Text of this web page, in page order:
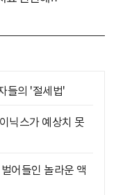
들의 '절세법'
닉스가 예상치 못
어들인 놀라운 액